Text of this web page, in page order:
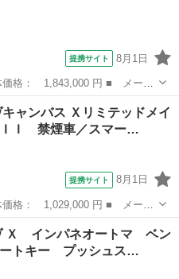
提携サイト 8月1日
■ グレード名： カスタム
側電動ドア 衝突軽減装置 レ
ャンバス Ｘリミテッドメイ
Ｉ 禁煙車／スマー…
提携サイト 8月1日
キャンバス ■ グレード
ＩＩ 禁煙車／スマートアシ
Ｘ インパネオートマ ベン
トキー プッシュス…